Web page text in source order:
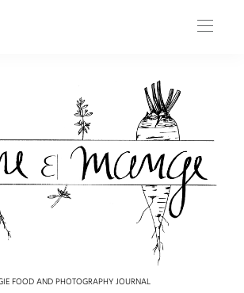
FOOD AND PHOTOGRAPHY JOURNAL